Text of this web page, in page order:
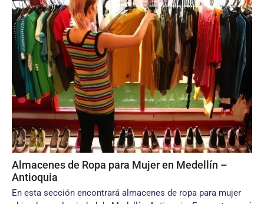
Almacenes de Ropa para Mujer en Medellín –
Antioquia
En esta sección encontrará almacenes de ropa para mujer